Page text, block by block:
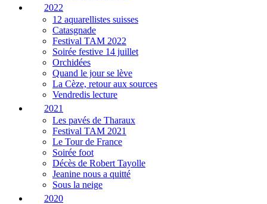
2022
12 aquarellistes suisses
Catasgnade
Festival TAM 2022
Soirée festive 14 juillet
Orchidées
Quand le jour se lève
La Cèze, retour aux sources
Vendredis lecture
2021
Les pavés de Tharaux
Festival TAM 2021
Le Tour de France
Soirée foot
Décès de Robert Tayolle
Jeanine nous a quitté
Sous la neige
2020